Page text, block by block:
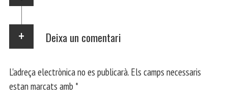
Deixa un comentari
L'adreça electrònica no es publicarà. Els camps necessaris
estan marcats amb *